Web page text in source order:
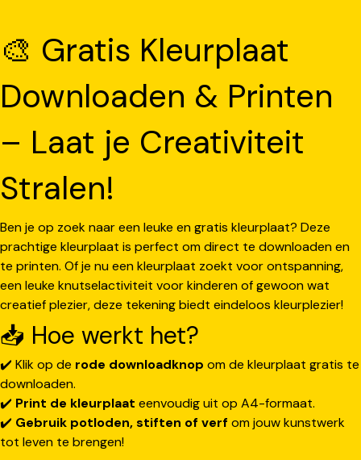
🎨 Gratis Kleurplaat
Downloaden & Printen
– Laat je Creativiteit
Stralen!
Ben je op zoek naar een leuke en gratis kleurplaat? Deze
prachtige kleurplaat is perfect om direct te downloaden en
te printen. Of je nu een kleurplaat zoekt voor ontspanning,
een leuke knutselactiviteit voor kinderen of gewoon wat
creatief plezier, deze tekening biedt eindeloos kleurplezier!
📥 Hoe werkt het?
✔️ Klik op de rode downloadknop om de kleurplaat gratis te
downloaden.
✔️ Print de kleurplaat eenvoudig uit op A4-formaat.
✔️ Gebruik potloden, stiften of verf om jouw kunstwerk
tot leven te brengen!